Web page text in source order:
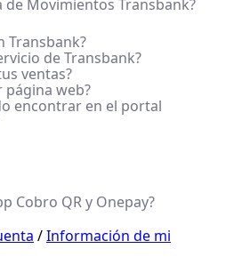
Movimientos Transbank?
Transbank?
de Transbank?
ventas?
página web?
encontrar en el portal
Cobro QR y Onepay?
/Información de mi